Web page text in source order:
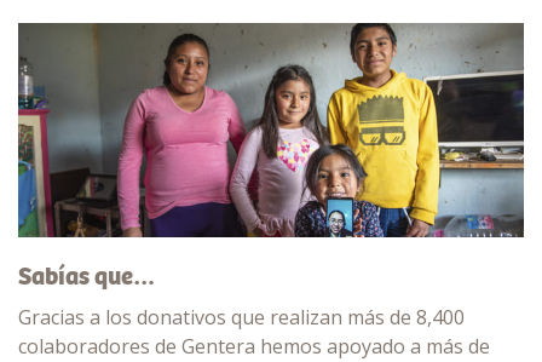
Sabías que…
Gracias a los donativos que realizan más de 8,400
colaboradores de Gentera hemos apoyado a más de